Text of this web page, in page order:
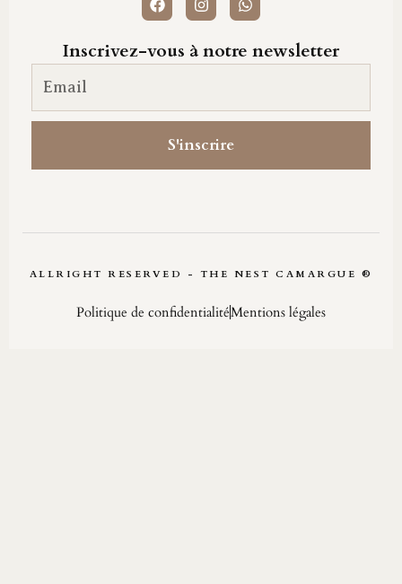
Inscrivez-vous à notre newsletter
S'inscrire
ALLRIGHT RESERVED - THE NEST CAMARGUE ®
Politique de confidentialitéMentions légales